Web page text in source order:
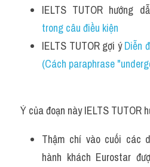
IELTS TUTOR hướng
trong câu điều kiện
IELTS TUTOR gợi ý Diễn
(Cách paraphrase
Ý của đoạn này IELTS TUTOR
Thậm chí vào cuối các
hành khách Eurostar